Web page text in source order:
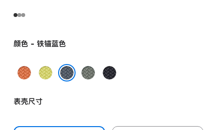
颜色 - 铁锚蓝色
姜
末
霓
黄
灰
午
表壳尺寸